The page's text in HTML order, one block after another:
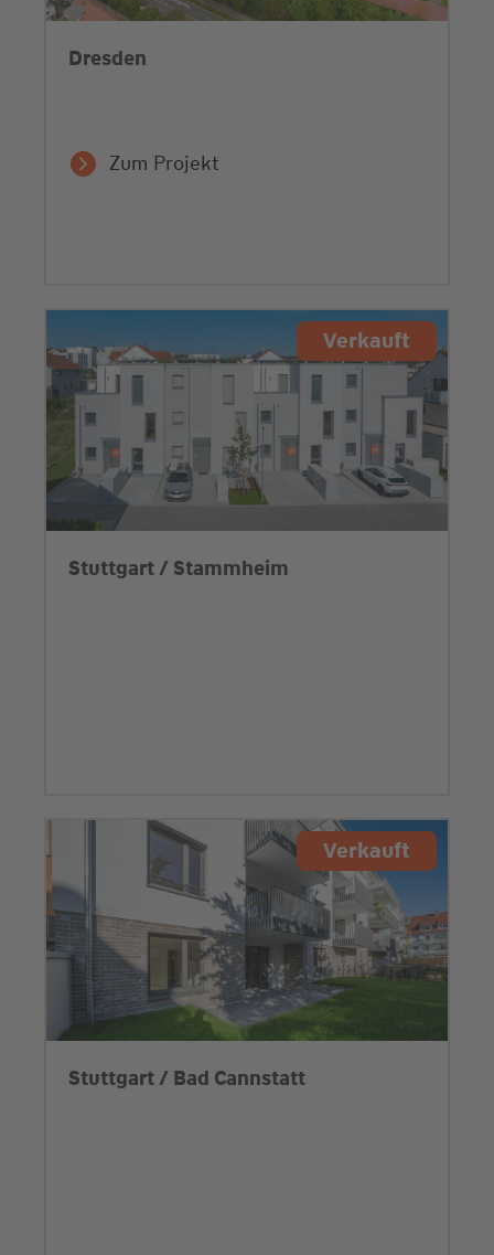
Dresden
Zum Projekt
Verkauft
Stuttgart / Stammheim
Verkauft
Stuttgart / Bad Cannstatt